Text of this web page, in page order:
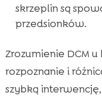
skrzeplin są
przedsionków.
Zrozumienie DCM
rozpoznanie i
szybką